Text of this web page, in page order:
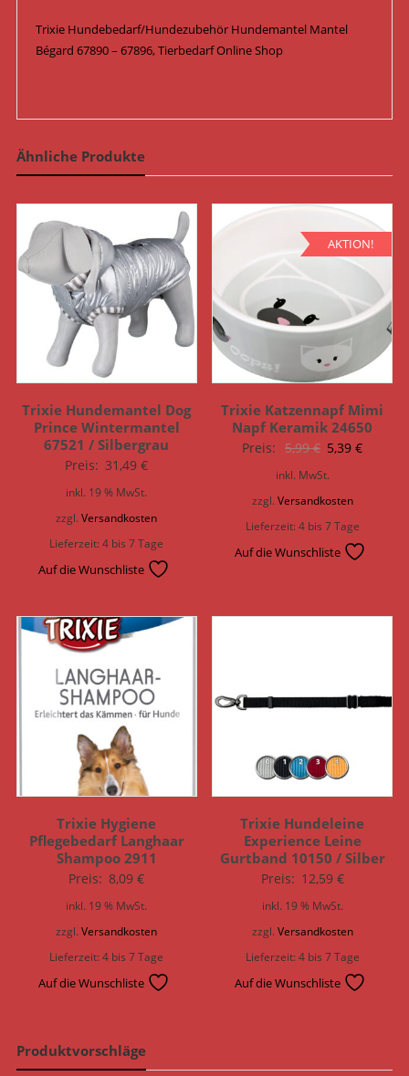
Trixie Hundebedarf/Hundezubehör Hundemantel Mantel
Bégard 67890 – 67896,Tierbedarf Online Shop
Ähnliche Produkte
Trixie Hundemantel Dog
Prince Wintermantel
67521 / Silbergrau
Preis: 31,49€
inkl. 19 % MwSt.
zzgl.Versandkosten
Lieferzeit:4 bis 7 Tage
Auf die Wunschliste
AKTION!
Trixie Katzennapf Mimi
Napf Keramik 24650
Preis: 5,99€
Preis
5,39€
inkl. MwSt.
zzgl.Versandkosten
Lieferzeit:4 bis 7 Tage
Auf die Wunschliste
Trixie Hygiene
Pflegebedarf Langhaar
Shampoo 2911
Preis: 8,09€
inkl. 19 % MwSt.
zzgl.Versandkosten
Lieferzeit:4 bis 7 Tage
Auf die Wunschliste
Trixie Hundeleine
Experience Leine
Gurtband 10150 / Silber
Preis: 12,59 €
inkl. 19 % MwSt.
zzgl.Versandkosten
Lieferzeit:4 bis 7 Tage
Auf die Wunschliste
Produktvorschläge